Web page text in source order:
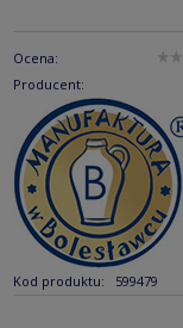
Ocena:
Producent:
Kod produktu: 599479